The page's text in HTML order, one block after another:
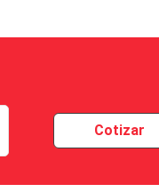
Cotizar